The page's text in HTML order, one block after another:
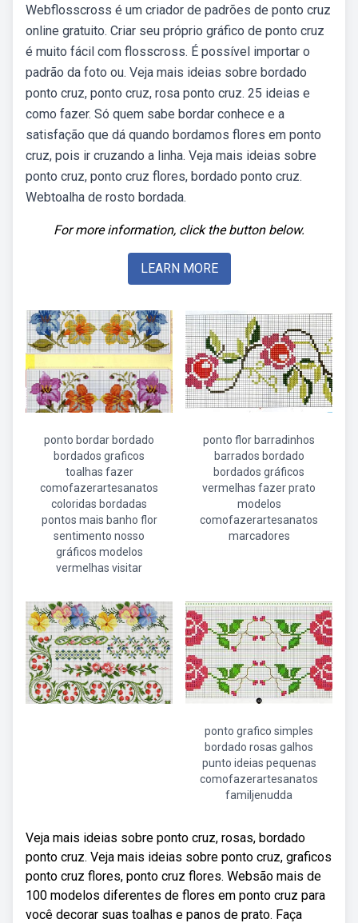
Webflosscross é um criador de padrões de ponto cruz
online gratuito. Criar seu próprio gráfico de ponto cruz
é muito fácil com flosscross. É possível importar o
padrão da foto ou. Veja mais ideias sobre bordado
ponto cruz, ponto cruz, rosa ponto cruz. 25 ideias e
como fazer. Só quem sabe bordar conhece e a
satisfação que dá quando bordamos flores em ponto
cruz, pois ir cruzando a linha. Veja mais ideias sobre
ponto cruz, ponto cruz flores, bordado ponto cruz.
Webtoalha de rosto bordada.
For more information, click the button below.
LEARN MORE
ponto bordar bordado
bordados graficos
toalhas fazer
comofazerartesanatos
coloridas bordadas
pontos mais banho flor
sentimento nosso
gráficos modelos
vermelhas visitar
ponto flor barradinhos
barrados bordado
bordados gráficos
vermelhas fazer prato
modelos
comofazerartesanatos
marcadores
ponto grafico simples
bordado rosas galhos
punto ideias pequenas
comofazerartesanatos
familjenudda
Veja mais ideias sobre ponto cruz, rosas, bordado
ponto cruz. Veja mais ideias sobre ponto cruz, graficos
ponto cruz flores, ponto cruz flores. Websão mais de
100 modelos diferentes de flores em ponto cruz para
você decorar suas toalhas e panos de prato. Faça